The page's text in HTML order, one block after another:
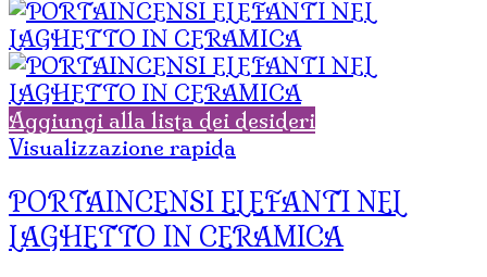
Aggiungi alla lista dei desideri
Visualizzazione rapida
PORTAINCENSI ELEFANTI NEL
LAGHETTO IN CERAMICA